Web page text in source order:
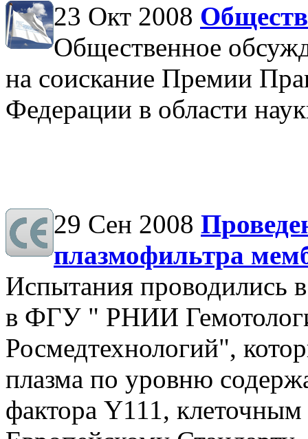
23 Окт 2008
Общественное
на соискание Премии
Федерации в области
29 Сен 2008
плазмофильтра
Испытания
в ФГУ " РНИИ
Росмедтехнологий",
плазма по уровню
фактора Y111, клеточным